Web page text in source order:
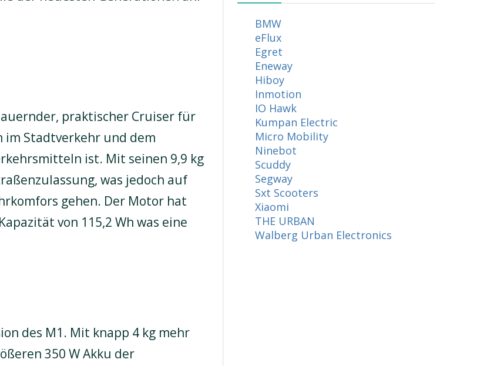
praktischer Cruiser für
im Stadtverkehr und dem
ist. Mit seinen 9,9 kg
was jedoch auf
gehen. Der Motor hat
von 115,2 Wh was eine
des M1. Mit knapp 4 kg mehr
350 W Akku der
BMW
eFlux
Egret
Eneway
Hiboy
Inmotion
IO Hawk
Kumpan Electric
Micro Mobility
Ninebot
Scuddy
Segway
Sxt Scooters
Xiaomi
THE URBAN
Walberg Urban Electronics